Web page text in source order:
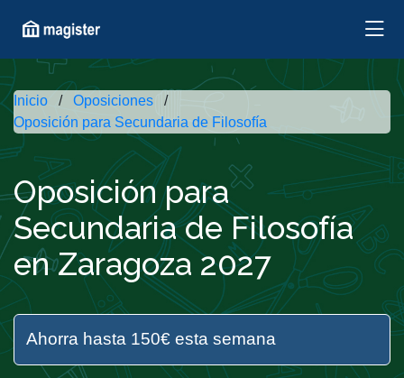
Inicio
Oposiciones
Oposición para Secundaria de Filosofía
Oposición para
Secundaria de Filosofía
en Zaragoza 2027
Ahorra hasta 150€ esta semana